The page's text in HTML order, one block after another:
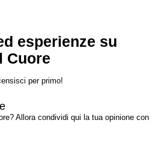
esperienze su
Cuore
per primo!
Allora condividi qui la tua opinione con